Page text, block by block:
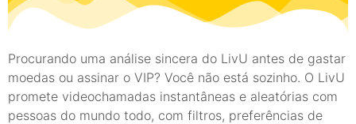
Procurando uma análise sincera do LivU antes de gastar
moedas ou assinar o VIP? Você não está sozinho. O LivU
promete videochamadas instantâneas e aleatórias com
pessoas do mundo todo, com filtros, preferências de